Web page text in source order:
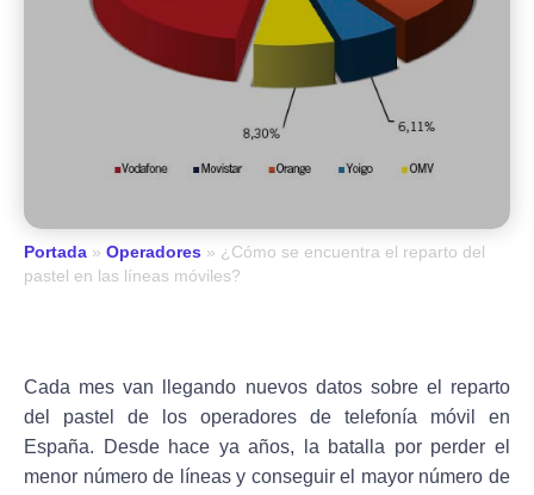
Portada » Operadores » ¿Cómo se encuentra el reparto del
pastel en las líneas móviles?
Cada mes van llegando nuevos datos sobre el reparto
del pastel de los operadores de telefonía móvil en
España. Desde hace ya años, la batalla por perder el
menor número de líneas y conseguir el mayor número de